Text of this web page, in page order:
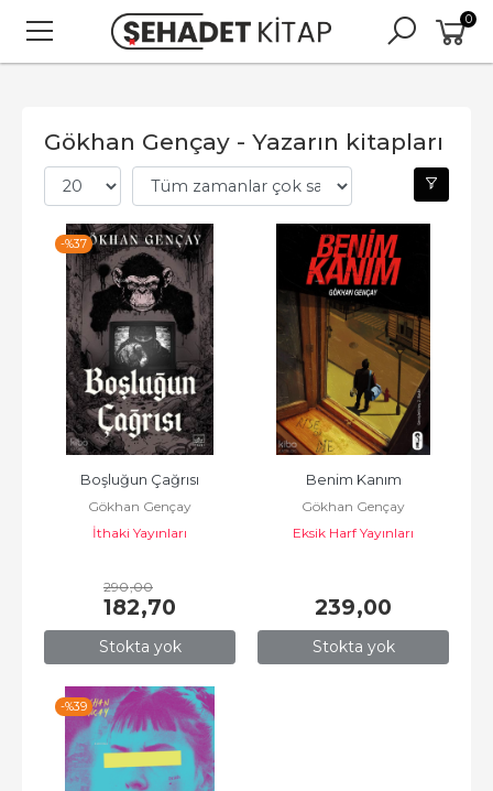
0
Gökhan Gençay - Yazarın kitapları
-%37
Stokta yok
Boşluğun Çağrısı
Gökhan Gençay
İthaki Yayınları
290,00
182,70
Stokta yok
Benim Kanım
Gökhan Gençay
Eksik Harf Yayınları
239,00
-%39